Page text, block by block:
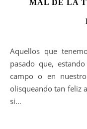
MAL DE LA
Aquellos que tenemos perro, más de una vez nos ha
pasado que,
campo o en
olisqueando tan feliz
si…